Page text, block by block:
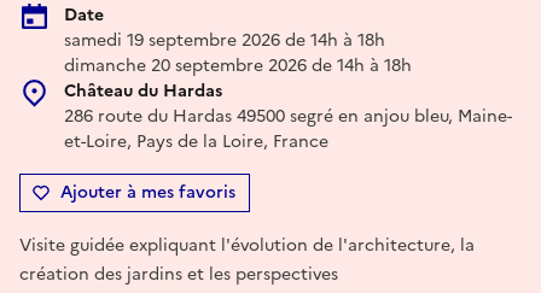
Date
samedi 19 septembre 2026 de 14h à 18h
dimanche 20 septembre 2026 de 14h à 18h
Château du Hardas
286 route du Hardas 49500 segré en anjou bleu, Maine-
et-Loire, Pays de la Loire, France
Ajouter à mes favoris
Visite guidée expliquant l'évolution de l'architecture, la
création des jardins et les perspectives